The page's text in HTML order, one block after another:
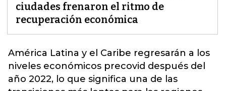
ciudades frenaron el ritmo de
recuperación económica
América Latina y el Caribe regresarán a los
niveles económicos precovid después del
año 2022, lo que significa una de las